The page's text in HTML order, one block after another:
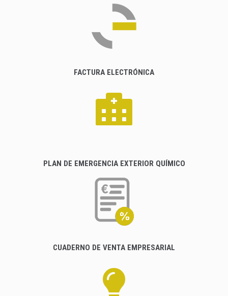
FACTURA ELECTRÓNICA
PLAN DE EMERGENCIA EXTERIOR QUÍMICO
CUADERNO DE VENTA EMPRESARIAL